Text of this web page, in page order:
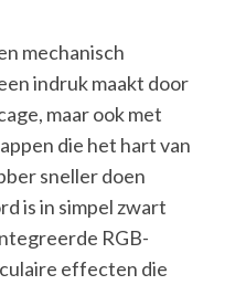
mechanisch
indruk maakt door
maar ook met
die het hart van
sneller doen
is in simpel zwart
RGB-
effecten die